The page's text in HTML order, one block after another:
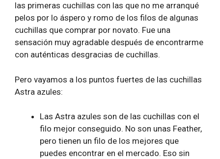
las primeras cuchillas con las que no me arranqué
pelos por lo áspero y romo de los filos de algunas
cuchillas que comprar por novato. Fue una
sensación muy agradable después de encontrarme
con auténticas desgracias de cuchillas.
Pero vayamos a los puntos fuertes de las cuchillas
Astra azules:
Las Astra azules son de las cuchillas con el
filo mejor conseguido. No son unas Feather,
pero tienen un filo de los mejores que
puedes encontrar en el mercado. Eso sin